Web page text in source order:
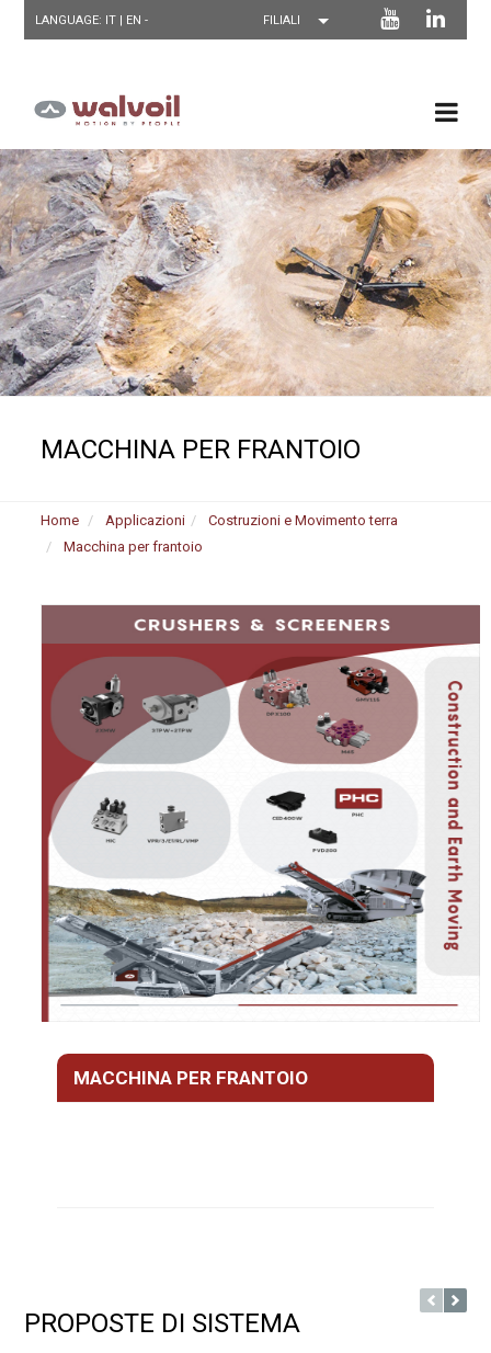
LANGUAGE: IT | EN-
MACCHINA PER FRANTOIO
Home Applicazioni
Costruzioni e Movimento terra
Macchina per frantoio
MACCHINA PER FRANTOIO
PROPOSTE DI SISTEMA